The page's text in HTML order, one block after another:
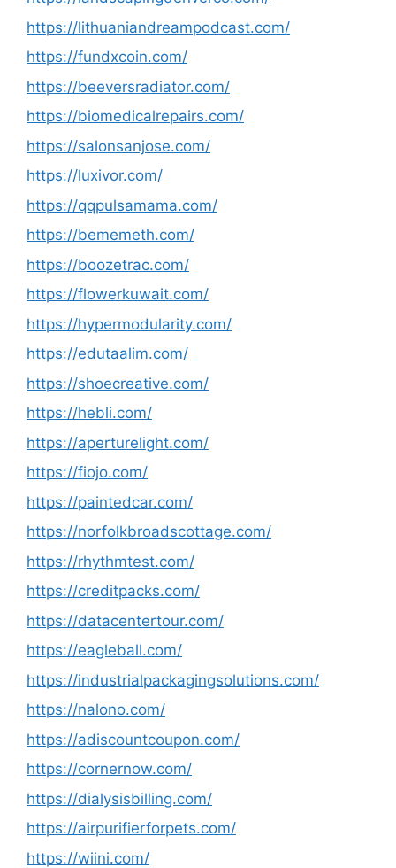
https://lithuaniandreampodcast.com/
https://fundxcoin.com/
https://beeversradiator.com/
https://biomedicalrepairs.com/
https://salonsanjose.com/
https://luxivor.com/
https://qqpulsamama.com/
https://bememeth.com/
https://boozetrac.com/
https://flowerkuwait.com/
https://hypermodularity.com/
https://edutaalim.com/
https://shoecreative.com/
https://hebli.com/
https://aperturelight.com/
https://fiojo.com/
https://paintedcar.com/
https://norfolkbroadscottage.com/
https://rhythmtest.com/
https://creditpacks.com/
https://datacentertour.com/
https://eagleball.com/
https://industrialpackagingsolutions.com/
https://nalono.com/
https://adiscountcoupon.com/
https://cornernow.com/
https://dialysisbilling.com/
https://airpurifierforpets.com/
https://wiini.com/